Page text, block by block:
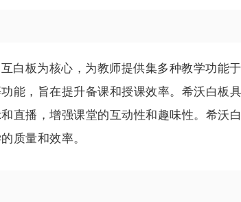
白板为核心，为教师提供集多种教学功能
能，旨在提升备课和授课效率。希沃白板
直播，增强课堂的互动性和趣味性。希沃
质量和效率。